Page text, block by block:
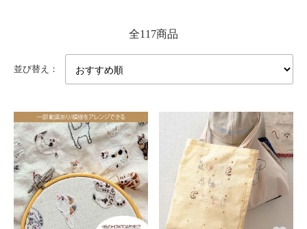
全117商品
並び替え：